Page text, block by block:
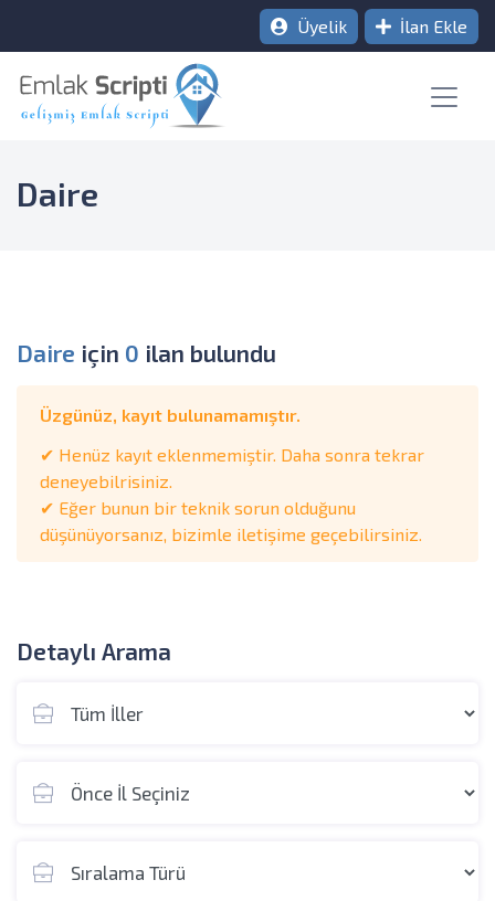
Üyelik İlan Ekle
Daire
Daire için 0 ilan bulundu
Üzgünüz, kayıt bulunamamıştır.
✔ Henüz kayıt eklenmemiştir. Daha sonra tekrar
deneyebilrisiniz.
✔ Eğer bunun bir teknik sorun olduğunu
düşünüyorsanız, bizimle iletişime geçebilirsiniz.
Detaylı Arama